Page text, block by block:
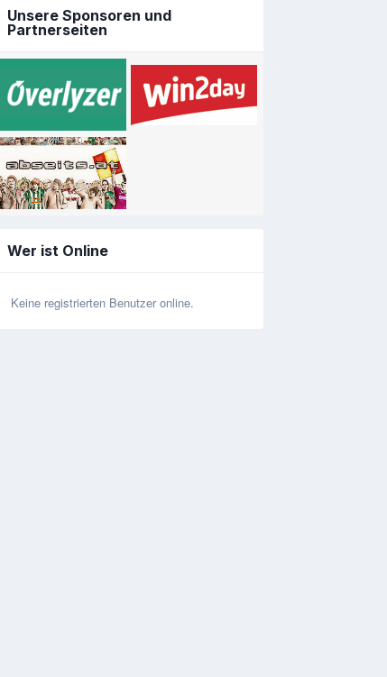
Unsere Sponsoren und
Partnerseiten
Wer ist Online
Keine registrierten Benutzer online.